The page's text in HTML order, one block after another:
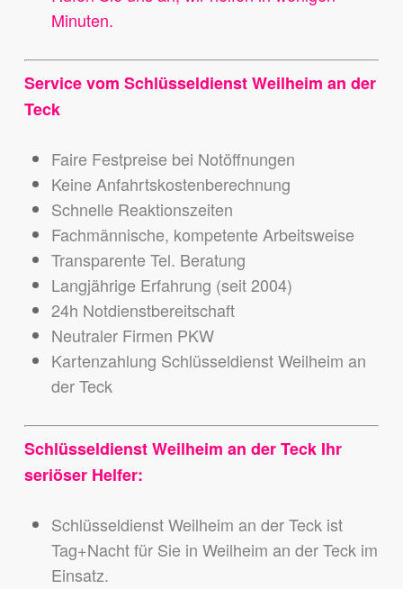
Minuten.
Service vom Schlüsseldienst Weilheim an der
Teck
Faire Festpreise bei Notöffnungen
Keine Anfahrtskostenberechnung
Schnelle Reaktionszeiten
Fachmännische, kompetente Arbeitsweise
Transparente Tel. Beratung
Langjährige Erfahrung (seit 2004)
24h Notdienstbereitschaft
Neutraler Firmen PKW
Kartenzahlung Schlüsseldienst Weilheim an
der Teck
Schlüsseldienst Weilheim an der Teck Ihr
seriöser Helfer:
Schlüsseldienst Weilheim an der Teck ist
Tag+Nacht für Sie in Weilheim an der Teck im
Einsatz.